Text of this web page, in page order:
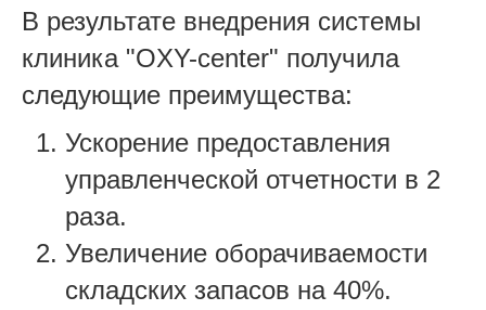
В результате внедрения системы
клиника "OXY-center" получила
следующие преимущества:
Ускорение предоставления
управленческой отчетности в 2
раза.
Увеличение оборачиваемости
складских запасов на 40%.